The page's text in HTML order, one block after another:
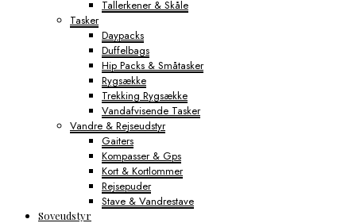
Tallerkener & Skåle
Tasker
Daypacks
Duffelbags
Hip Packs & Småtasker
Rygsække
Trekking Rygsække
Vandafvisende Tasker
Vandre & Rejseudstyr
Gaiters
Kompasser & Gps
Kort & Kortlommer
Rejsepuder
Stave & Vandrestave
Soveudstyr